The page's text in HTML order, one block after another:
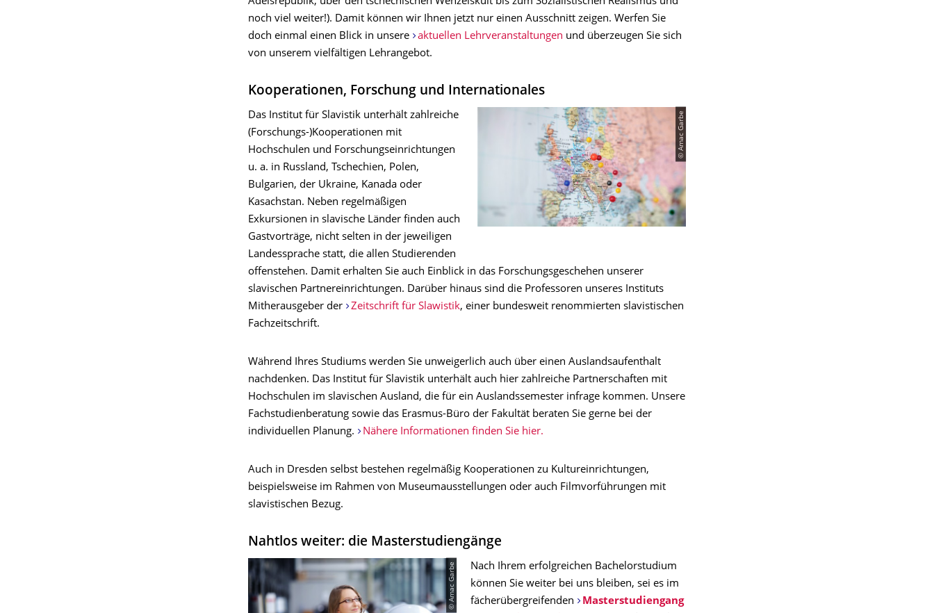
noch viel weiter!). Damit können wir Ihnen jetzt nur einen Ausschnitt zeigen. Werfen Sie
doch einmal einen Blick in unsere
aktuellen Lehrveranstaltungen und überzeugen Sie sich
von unserem vielfältigen Lehrangebot.
Kooperationen, Forschung und Internationales
© Amac Garbe
Das Institut für Slavistik unterhält zahlreiche
(Forschungs-)Kooperationen mit
Hochschulen und Forschungseinrichtungen
u. a. in Russland, Tschechien, Polen,
Bulgarien, der Ukraine, Kanada oder
Kasachstan. Neben regelmäßigen
Exkursionen in slavische Länder finden auch
Gastvorträge, nicht selten in der jeweiligen
Landessprache statt, die allen Studierenden
offenstehen. Damit erhalten Sie auch Einblick in das Forschungsgeschehen unserer
slavischen Partnereinrichtungen. Darüber hinaus sind die Professoren unseres Instituts
Mitherausgeber der
Zeitschrift für Slawistik, einer bundesweit renommierten slavistischen
Fachzeitschrift.
Während Ihres Studiums werden Sie unweigerlich auch über einen Auslandsaufenthalt
nachdenken. Das Institut für Slavistik unterhält auch hier zahlreiche Partnerschaften mit
Hochschulen im slavischen Ausland, die für ein Auslandssemester infrage kommen. Unsere
Fachstudienberatung sowie das Erasmus-Büro der Fakultät beraten Sie gerne bei der
individuellen Planung.
Nähere Informationen finden Sie hier.
Auch in Dresden selbst bestehen regelmäßig Kooperationen zu Kultureinrichtungen,
beispielsweise im Rahmen von Museumausstellungen oder auch Filmvorführungen mit
slavistischen Bezug.
Nahtlos weiter: die Masterstudiengänge
© Amac Garbe
Nach Ihrem erfolgreichen Bachelorstudium
können Sie weiter bei uns bleiben, sei es im
fächerübergreifenden
Masterstudiengang